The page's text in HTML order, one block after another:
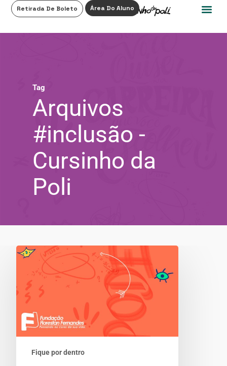
Retirada De Boleto Área Do Aluno
Tag
Arquivos
#inclusão -
Cursinho da
Poli
Fique por dentro